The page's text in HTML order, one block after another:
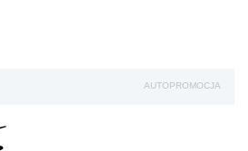
AUTOPROMOCJA